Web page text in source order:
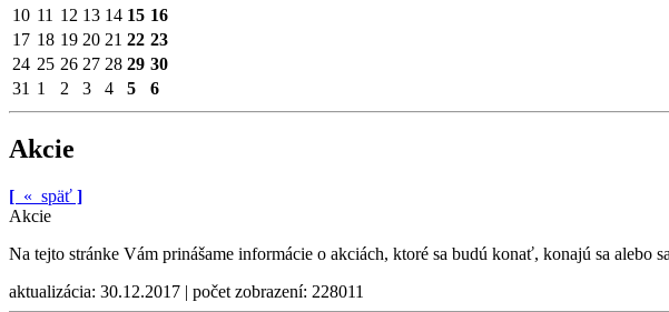
10 11 12 13 14 15 16
17 18 19 20 21 22 23
24 25 26 27 28 29 30
31 1 2 3 4 5 6
Akcie
[ « späť ]
Akcie
Na tejto stránke Vám prinášame informácie o akciách, ktoré sa budú konať, konajú sa
aktualizácia: 30.12.2017 | počet zobrazení: 228011